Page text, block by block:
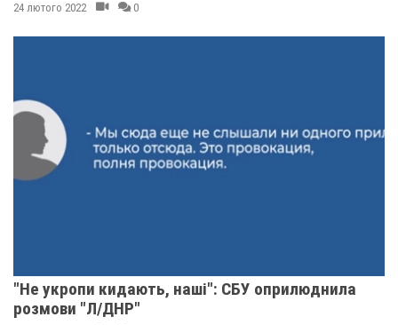
24 лютого 2022 0
"Не укропи кидають, наші": СБУ оприлюднила
розмови "Л/ДНР"